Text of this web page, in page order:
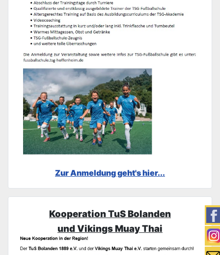
Zur Anmeldung geht's hier...
Kooperation TuS Bolanden
und Vikings Muay Thai